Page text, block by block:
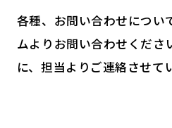
各種、お問い合わせについ
ムよりお問い合わせくださ
に、担当よりご連絡させて